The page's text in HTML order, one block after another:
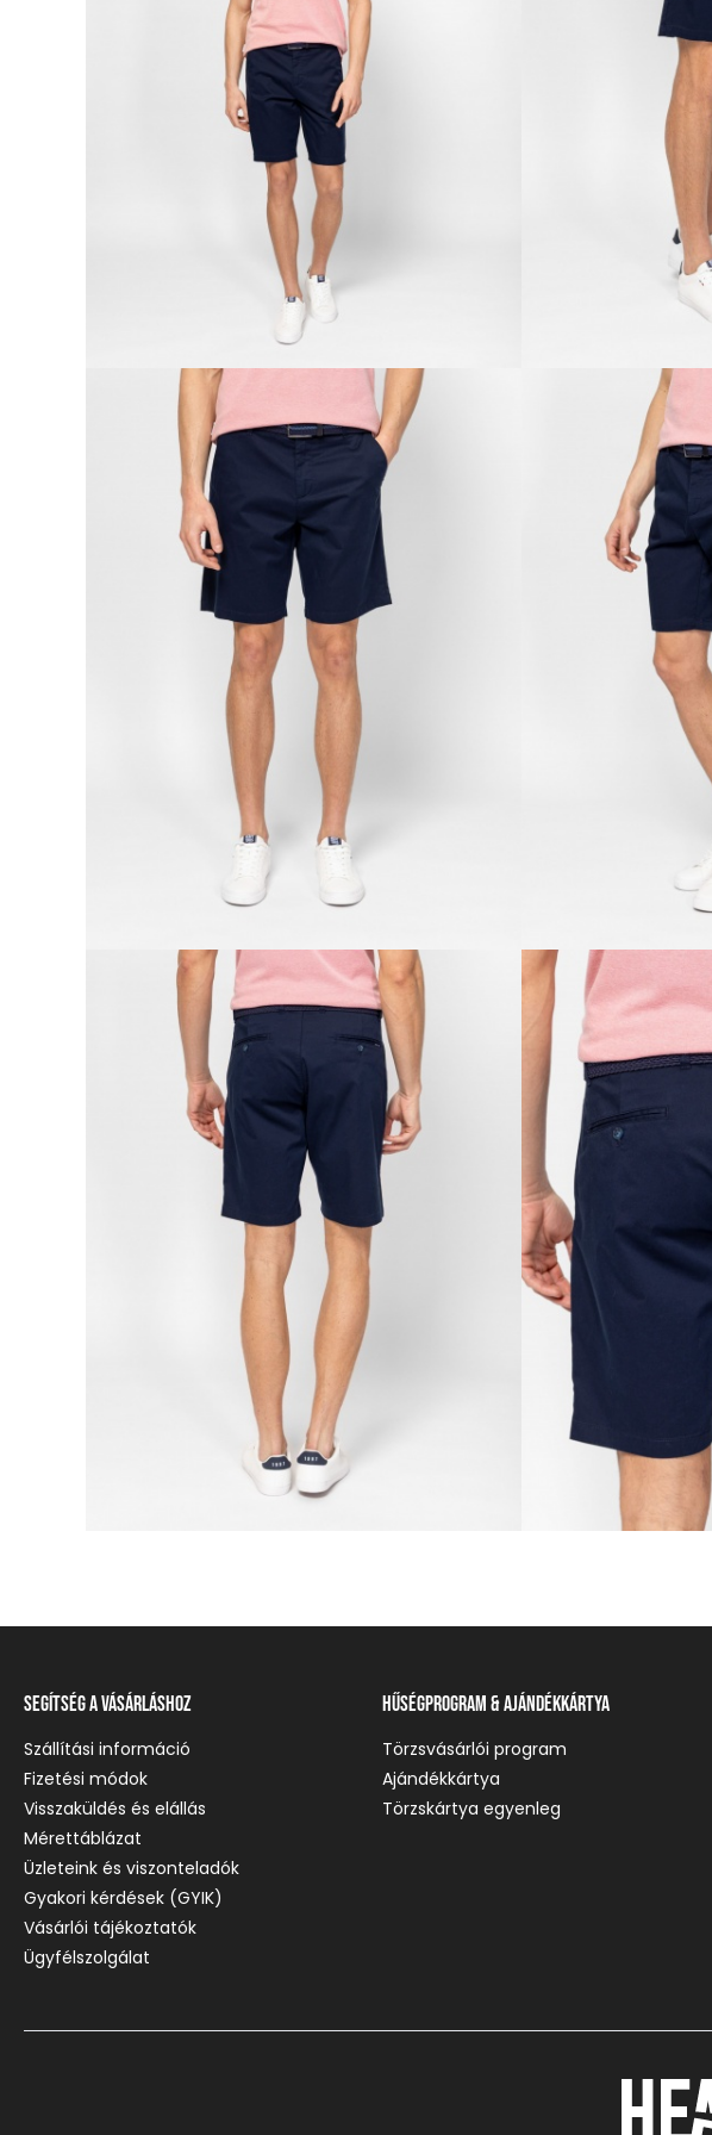
Segítség a vásárláshoz
Szállítási információ
Fizetési módok
Visszaküldés és elállás
Mérettáblázat
Üzleteink és viszonteladók
Gyakori kérdések (GYIK)
Vásárlói tájékoztatók
Ügyfélszolgálat
Hűségprogram & Ajándékkártya
Törzsvásárlói program
Ajándékkártya
Törzskártya egyenleg